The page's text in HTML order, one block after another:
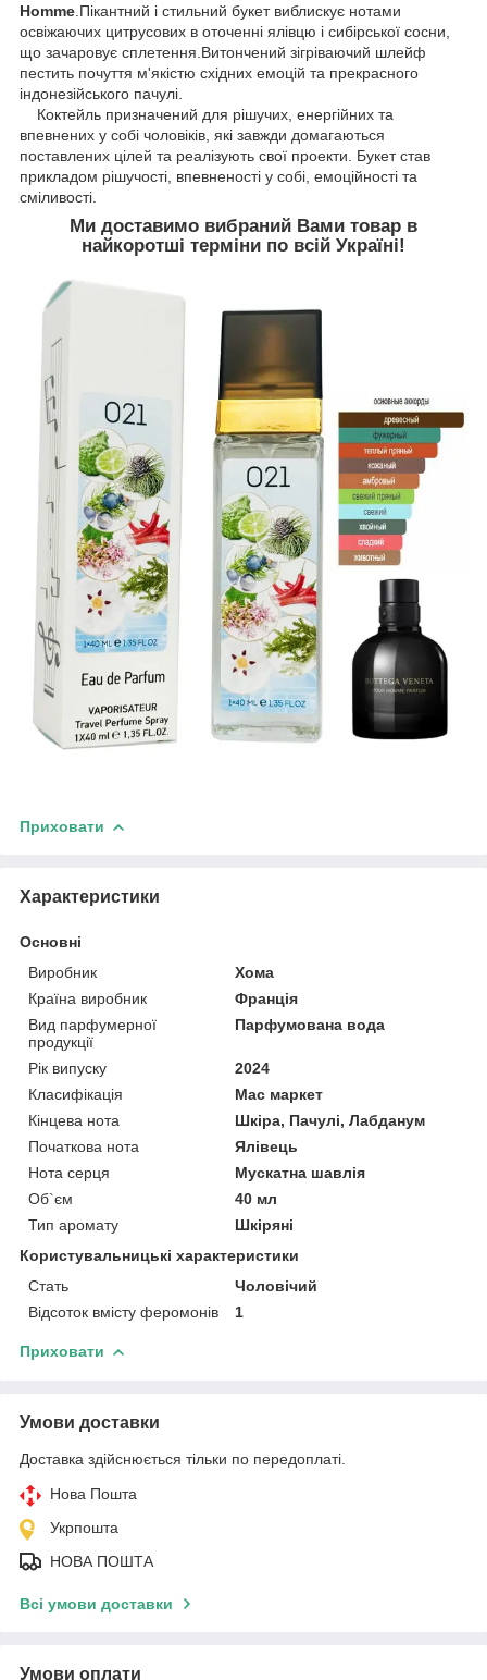
Homme .Пікантний і стильний букет виблискує нотами
освіжаючих цитрусових в оточенні ялівцю і сибірської сосни,
що зачаровує сплетення.Витончений зігріваючий шлейф
пестить почуття м'якістю східних емоцій та прекрасного
індонезійського пачулі.
Коктейль призначений для рішучих, енергійних та
впевнених у собі чоловіків, які завжди домагаються
поставлених цілей та реалізують свої проекти. Букет став
прикладом рішучості, впевненості у собі, емоційності та
сміливості.
Ми доставимо вибраний Вами товар в
найкоротші терміни по всій Україні!
Приховати
Характеристики
Основні
Виробник
Хома
Країна виробник
Франція
Вид парфумерної
продукції
Парфумована вода
Рік випуску
2024
Класифікація
Мас маркет
Кінцева нота
Шкіра, Пачулі, Лабданум
Початкова нота
Ялівець
Нота серця
Мускатна шавлія
Об`єм
40 мл
Тип аромату
Шкіряні
Користувальницькі характеристики
Стать
Чоловічий
Відсоток вмісту феромонів
1
Приховати
Умови доставки
Доставка здійснюється тільки по передоплаті.
Нова Пошта
Укрпошта
НОВА ПОШТА
Всі умови доставки
Умови оплати